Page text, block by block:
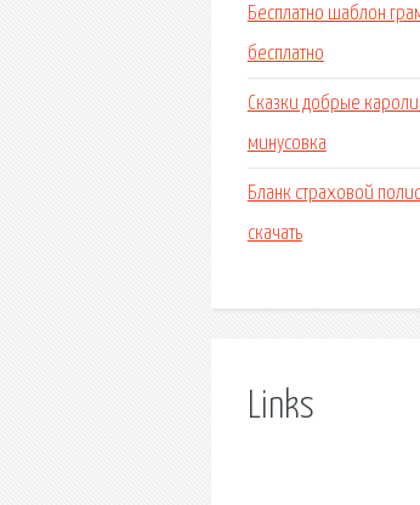
Бесплатно шаблон
бесплатно
Сказки добрые
минусовка
Бланк страховой
скачать
Links